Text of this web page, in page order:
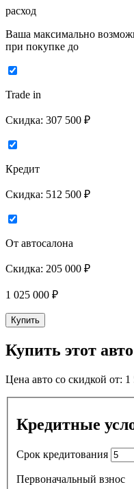
расход
Ваша максимально
при покупке до
Trade in
Скидка: 307 500 ₽
Кредит
Скидка: 512 500 ₽
От автосалона
Скидка: 205 000 ₽
1 025 000 ₽
Купить
Купить этот
Цена авто со скидкой от: 1
Кредитные
Срок кредитования
Первоначальный взнос